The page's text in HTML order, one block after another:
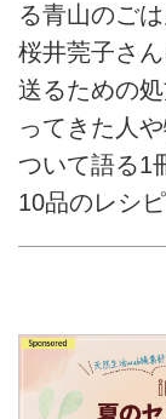
る青山のご
桜井莞子さ
送るための
ってきた人
ついて語る1
10品のレシピ